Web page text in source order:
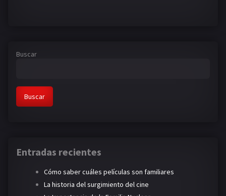
Buscar
Buscar
Entradas recientes
Cómo saber cuáles películas son familiares
La historia del surgimiento del cine